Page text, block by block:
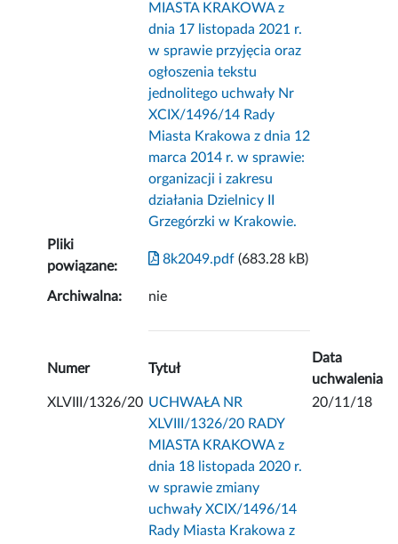
MIASTA KRAKOWA z
dnia 17 listopada 2021 r.
w sprawie przyjęcia oraz
ogłoszenia tekstu
jednolitego uchwały Nr
XCIX/1496/14 Rady
Miasta Krakowa z dnia 12
marca 2014 r. w sprawie:
organizacji i zakresu
działania Dzielnicy II
Grzegórzki w Krakowie.
Pliki
powiązane:
8k2049.pdf (683.28 kB)
Archiwalna: nie
Numer Tytuł
Data
uchwalenia
XLVIII/1326/20 UCHWAŁA NR
XLVIII/1326/20 RADY
MIASTA KRAKOWA z
dnia 18 listopada 2020 r.
w sprawie zmiany
uchwały XCIX/1496/14
Rady Miasta Krakowa z
20/11/18